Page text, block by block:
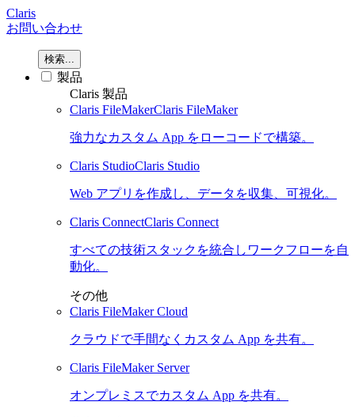
Claris
お問い合わせ
検索...
製品
Claris 製品
Claris FileMakerClaris FileMaker
強力なカスタム App をローコードで構築。
Claris StudioClaris Studio
Web アプリを作成し、データを収集、可視化。
Claris ConnectClaris Connect
すべての技術スタックを統合しワークフローを自
動化。
その他
Claris FileMaker Cloud
クラウドで手間なくカスタム App を共有。
Claris FileMaker Server
オンプレミスでカスタム App を共有。